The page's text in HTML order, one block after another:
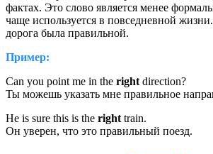
фактах. Это слово является менее
чаще используется в повседневной
дорога была правильной.
Пример:
Can you point me in the right direction?
Ты можешь указать мне правильное
He is sure this is the right train.
Он уверен, что это правильный поезд.